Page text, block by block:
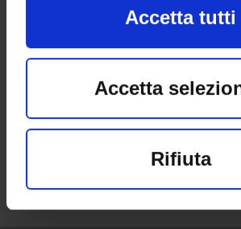
cookie o facendo clic
attivazione della
Con il tuo consenso,
raccogliere
sulla tua posizione
Accetta tutti
Accetta
Rifiuta